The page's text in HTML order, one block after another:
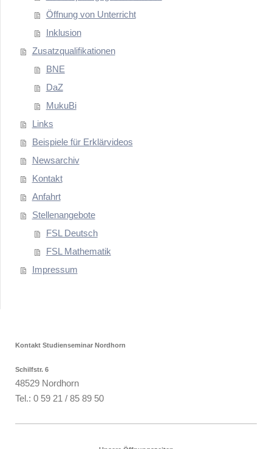
Öffnung von Unterricht
Inklusion
Zusatzqualifikationen
BNE
DaZ
MukuBi
Links
Beispiele für Erklärvideos
Newsarchiv
Kontakt
Anfahrt
Stellenangebote
FSL Deutsch
FSL Mathematik
Impressum
Kontakt Studienseminar Nordhorn
Schilfstr. 6
48529 Nordhorn
Tel.: 0 59 21 / 85 89 50